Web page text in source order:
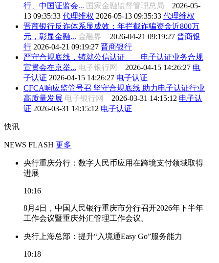
行、中国证监会... 国家金融监督管理总局 2026-05-
13 09:35:33 代理维权 2026-05-13 09:35:33 代理维权
晋商银行反诈体系显成效：年拦截诈骗资金近800万
元，彰显金融... 金融界 2026-04-21 09:19:27 晋商银
行 2026-04-21 09:19:27 晋商银行
严守合规底线，铸就公信认证——电子认证业务合规
宣贯会在京举... 电子银行网 2026-04-15 14:26:27 电
子认证 2026-04-15 14:26:27 电子认证
CFCA响应监管号召 坚守合规底线 助力电子认证行业
高质量发展 电子银行网 2026-03-31 14:15:12 电子认
证 2026-03-31 14:15:12 电子认证
快讯
NEWS FLASH 更多
央行重庆分行：数字人民币应用在跨境支付领域取得
进展
10:16
8月4日，中国人民银行重庆市分行召开2026年下半年
工作会议暨重庆外汇管理工作会议。
央行上海总部：提升“入境通Easy Go”服务能力
10:18